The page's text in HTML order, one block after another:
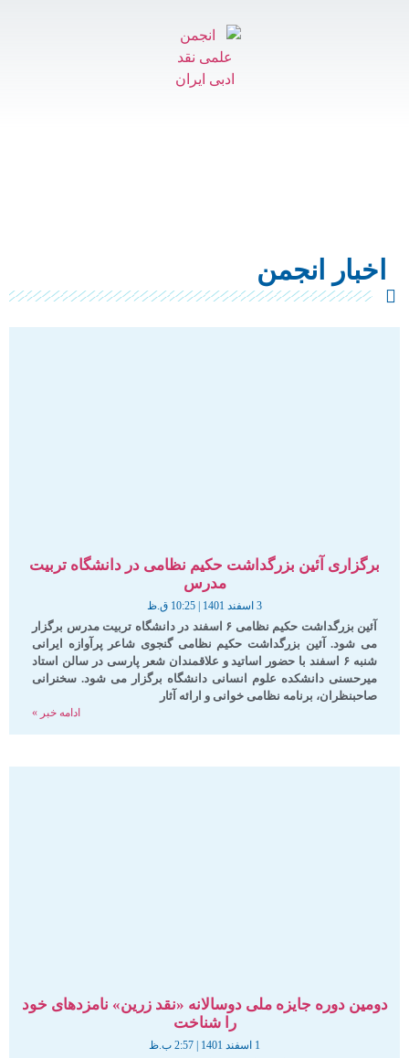
اخبار انجمن
برگزاری آئین بزرگداشت حکیم نظامی در دانشگاه تربیت
مدرس
3 اسفند 1401
آئین بزرگداشت حکیم نظامی ۶ اسفند در دانشگاه تربیت مدرس برگزار
می شود. آئین بزرگداشت حکیم نظامی گنجوی شاعر پرآوازه ایرانی
شنبه ۶ اسفند با حضور اساتید و علاقمندان شعر پارسی در سالن استاد
میرحسنی دانشکده علوم انسانی دانشگاه برگزار می شود. سخنرانی
صاحبنظران، برنامه نظامی خوانی و ارائه آثار
ادامه خبر »
دومین دوره جایزه‌ ملی دوسالانه‌ «نقد زرین» نامزدهای خود
را شناخت
1 اسفند 1401